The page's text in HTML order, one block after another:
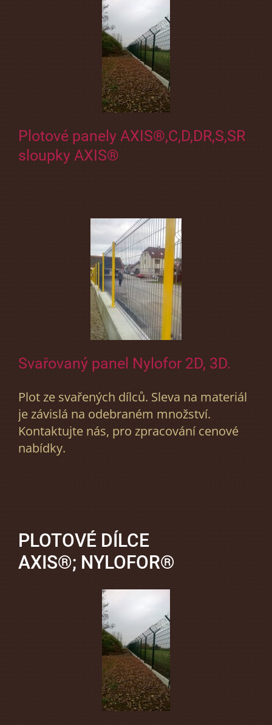
Plotové panely AXIS®,C,D,DR,S,SR
sloupky AXIS®
Svařovaný panel Nylofor 2D, 3D.
Plot ze svařených dílců. Sleva na materiál
je závislá na odebraném množství.
Kontaktujte nás, pro zpracování cenové
nabídky.
PLOTOVÉ DÍLCE
AXIS®; NYLOFOR®